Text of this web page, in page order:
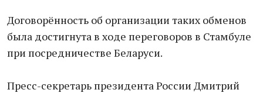
Договорённость об организации таких обменов
была достигнута в ходе переговоров в Стамбуле
при посредничестве Беларуси.
Пресс-секретарь президента России Дмитрий